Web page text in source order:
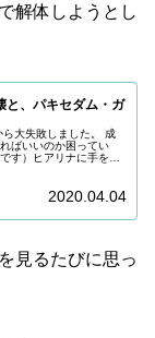
解体しようとし
と、パキセダム・ガ
大失敗しました。 成
ばいいのか困ってい
す）ヒアリナに手を付
2020.04.04
見るたびに思っ